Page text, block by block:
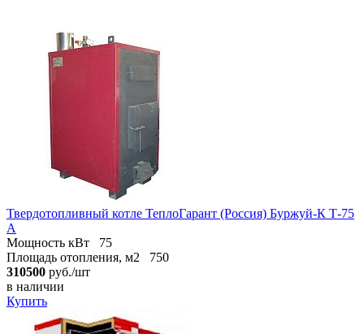
Твердотопливный котле ТеплоГарант (Россия) Буржуй-К Т-75
А
Мощность кВт
75
Площадь отопления, м2
750
310500 руб./шт
в наличии
Купить